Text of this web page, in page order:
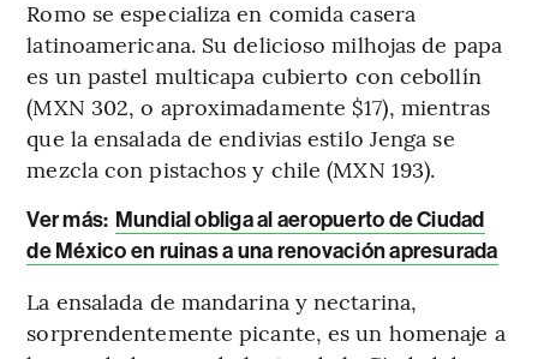
Romo se especializa en comida casera
latinoamericana. Su delicioso milhojas de papa
es un pastel multicapa cubierto con cebollín
(MXN 302, o aproximadamente $17), mientras
que la ensalada de endivias estilo Jenga se
mezcla con pistachos y chile (MXN 193).
Ver más: Mundial obliga al aeropuerto de Ciudad
de México en ruinas a una renovación apresurada
La ensalada de mandarina y nectarina,
sorprendentemente picante, es un homenaje a